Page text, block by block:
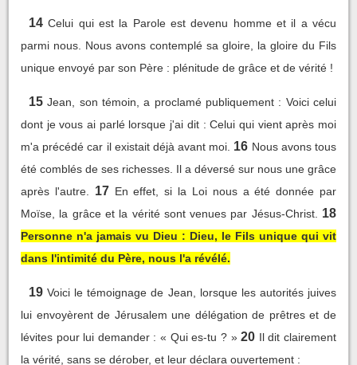
14 Celui qui est la Parole est devenu homme et il a vécu
parmi nous. Nous avons contemplé sa gloire, la gloire du Fils
unique envoyé par son Père : plénitude de grâce et de vérité !
15 Jean, son témoin, a proclamé publiquement : Voici celui
dont je vous ai parlé lorsque j'ai dit : Celui qui vient après moi
m'a précédé car il existait déjà avant moi. 16 Nous avons tous
été comblés de ses richesses. Il a déversé sur nous une grâce
après l'autre.
17 En effet, si la Loi nous a été donnée par
Moïse, la grâce et la vérité sont venues par Jésus-Christ.
18
Personne n'a jamais vu Dieu : Dieu, le Fils unique qui vit
dans l'intimité du Père, nous l'a révélé.
19 Voici le témoignage de Jean, lorsque les autorités juives
lui envoyèrent de Jérusalem une délégation de prêtres et de
lévites pour lui demander : « Qui es-tu ? » 20 Il dit clairement
la vérité, sans se dérober, et leur déclara ouvertement :